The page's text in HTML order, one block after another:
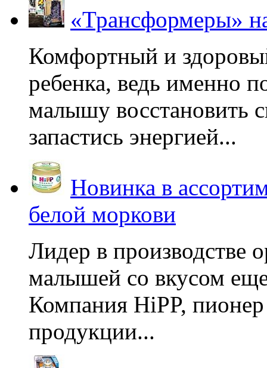
«Трансформеры»
Комфортный и
ребенка, ведь именно
малышу восстановить
запастись энергией...
Новинка в
белой моркови
Лидер в производстве
малышей со вкусом
Компания HiPP, пионер
продукции...